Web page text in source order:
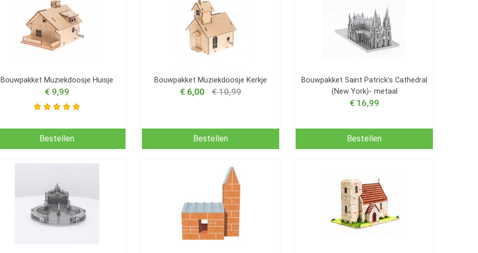
Bouwpakket Muziekdoosje Huisje
€ 9,99
Bestellen
Bouwpakket Muziekdoosje Kerkje
€ 6,00 € 10,99
Bestellen
Bouwpakket Saint Patrick's Cathedral
(New York)- metaal
€ 16,99
Bestellen